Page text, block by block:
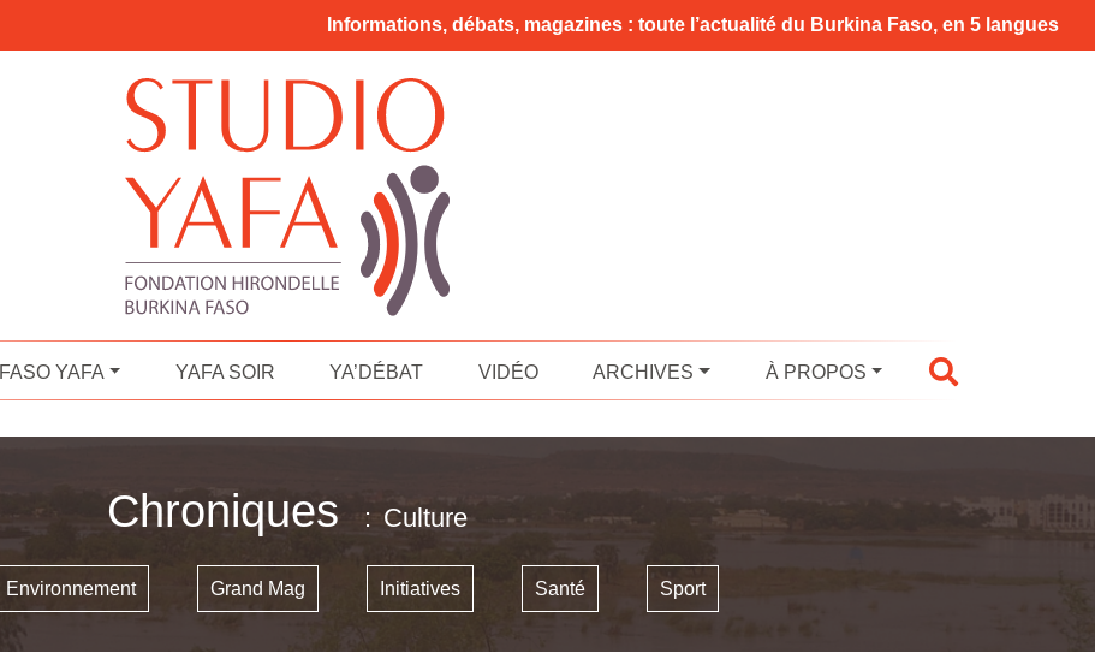
Informations, débats, magazines : toute l’actualité du Burkina Faso, en 5 langues
FASO YAFA YAFA SOIR YA’DÉBAT VIDÉO ARCHIVES À PROPOS
Chroniques Culture
Environnement Grand Mag Initiatives Santé Sport